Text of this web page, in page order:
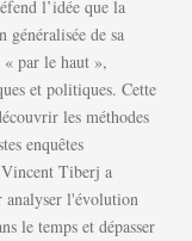
l’idée que la
généralisée de sa
par le haut »,
et politiques. Cette
les méthodes
enquêtes
Vincent Tiberj a
analyser l'évolution
le temps et dépasser